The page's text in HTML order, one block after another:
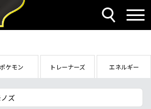
ポケモン トレーナーズ エネルギー